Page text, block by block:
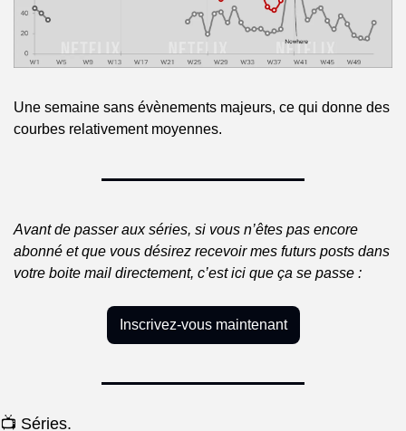
Une semaine sans évènements majeurs, ce qui donne des
courbes relativement moyennes.
Avant de passer aux séries, si vous n’êtes pas encore
abonné et que vous désirez recevoir mes futurs posts dans
votre boite mail directement, c’est ici que ça se passe :
Inscrivez-vous maintenant
📺 Séries.